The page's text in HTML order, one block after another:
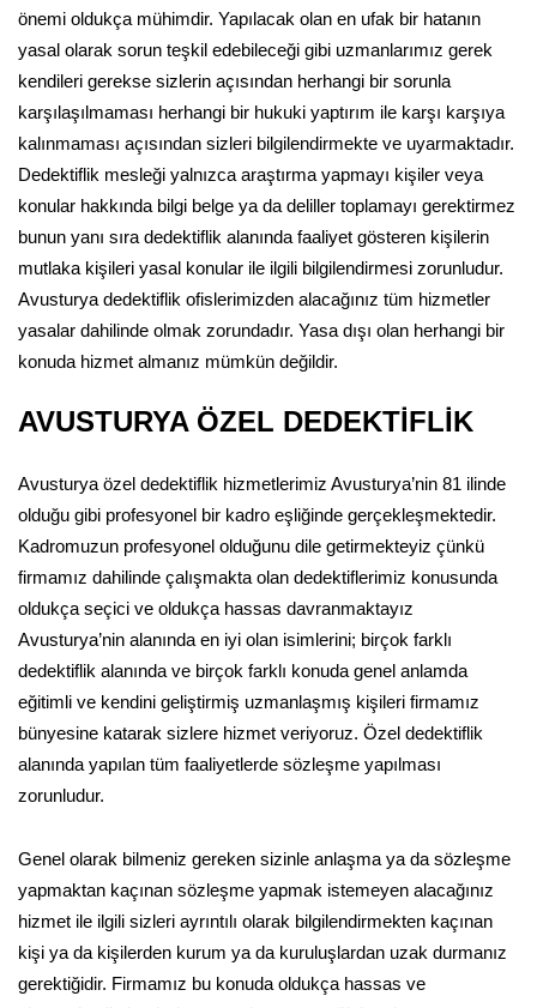
önemi oldukça mühimdir. Yapılacak olan en ufak bir hatanın
yasal olarak sorun teşkil edebileceği gibi uzmanlarımız gerek
kendileri gerekse sizlerin açısından herhangi bir sorunla
karşılaşılmaması herhangi bir hukuki yaptırım ile karşı karşıya
kalınmaması açısından sizleri bilgilendirmekte ve uyarmaktadır.
Dedektiflik mesleği yalnızca araştırma yapmayı kişiler veya
konular hakkında bilgi belge ya da deliller toplamayı gerektirmez
bunun yanı sıra dedektiflik alanında faaliyet gösteren kişilerin
mutlaka kişileri yasal konular ile ilgili bilgilendirmesi zorunludur.
Avusturya dedektiflik ofislerimizden alacağınız tüm hizmetler
yasalar dahilinde olmak zorundadır. Yasa dışı olan herhangi bir
konuda hizmet almanız mümkün değildir.
AVUSTURYA ÖZEL DEDEKTİFLİK
Avusturya özel dedektiflik hizmetlerimiz Avusturya’nin 81 ilinde
olduğu gibi profesyonel bir kadro eşliğinde gerçekleşmektedir.
Kadromuzun profesyonel olduğunu dile getirmekteyiz çünkü
firmamız dahilinde çalışmakta olan dedektiflerimiz konusunda
oldukça seçici ve oldukça hassas davranmaktayız
Avusturya’nin alanında en iyi olan isimlerini; birçok farklı
dedektiflik alanında ve birçok farklı konuda genel anlamda
eğitimli ve kendini geliştirmiş uzmanlaşmış kişileri firmamız
bünyesine katarak sizlere hizmet veriyoruz. Özel dedektiflik
alanında yapılan tüm faaliyetlerde sözleşme yapılması
zorunludur.
Genel olarak bilmeniz gereken sizinle anlaşma ya da sözleşme
yapmaktan kaçınan sözleşme yapmak istemeyen alacağınız
hizmet ile ilgili sizleri ayrıntılı olarak bilgilendirmekten kaçınan
kişi ya da kişilerden kurum ya da kuruluşlardan uzak durmanız
gerektiğidir. Firmamız bu konuda oldukça hassas ve